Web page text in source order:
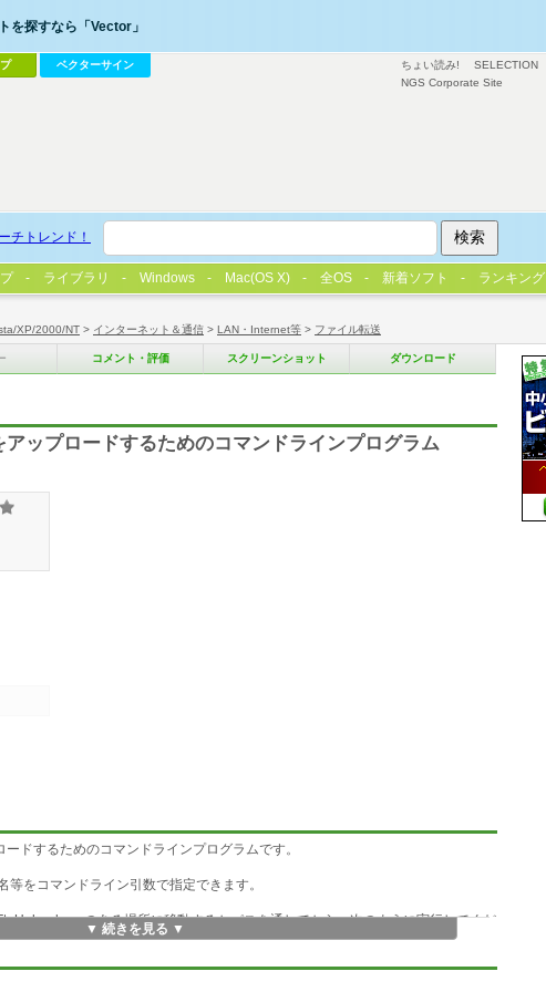
XP/2000/NT > インターネット＆通信 > LAN・Internet等 > ファイル転送
コメント・評価 スクリーンショット ダウンロード
ップロードするためのコマンドラインプログラム
ドするためのコマンドラインプログラムです。
をコマンドライン引数で指定できます。
のある場所に移動するかパスを通してから、次のように実行してくだ
▼ 続きを見る ▼
ちょい読み! SELECTION
NGS Corporate Site
を探すなら「Vector」
ベクターサイン
チトレンド！
ライブラリ Windows Mac(OS X) 全OS 新着ソフト ランキング